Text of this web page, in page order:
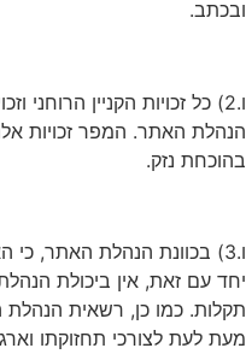
ובכתב.
ו.2) כל זכויות הקניין
הנהלת האתר. המפר זכויות
בהוכחת נזק.
ו.3) בכוונת הנהלת האתר, כי
יחד עם זאת, אין ביכולת
תקלות. כמו כן, רשאית
מעת לעת לצורכי תחזוקתו